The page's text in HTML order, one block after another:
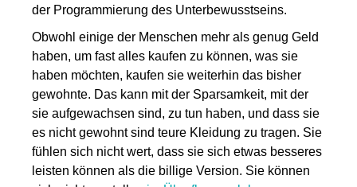
der Programmierung des Unterbewusstseins.
Obwohl einige der Menschen mehr als genug Geld
haben, um fast alles kaufen zu können, was sie
haben möchten, kaufen sie weiterhin das bisher
gewohnte. Das kann mit der Sparsamkeit, mit der
sie aufgewachsen sind, zu tun haben, und dass sie
es nicht gewohnt sind teure Kleidung zu tragen. Sie
fühlen sich nicht wert, dass sie sich etwas besseres
leisten können als die billige Version. Sie können